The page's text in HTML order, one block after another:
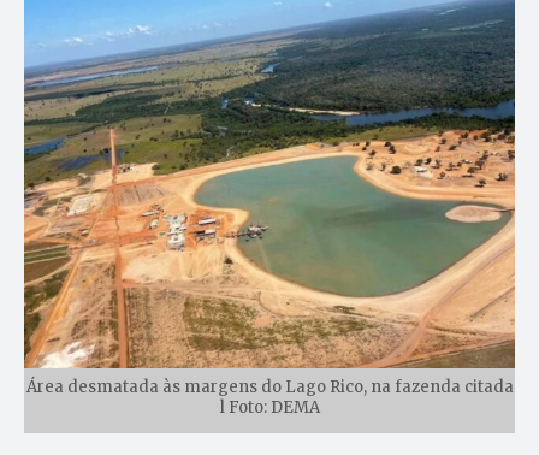
Área desmatada às margens do Lago Rico, na fazenda citada
l Foto: DEMA